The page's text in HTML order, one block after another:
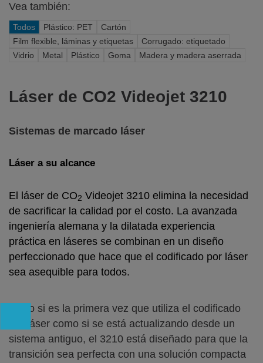
Vea también:
Todos Plástico: PET
Cartón
Film flexible, láminas y etiquetas
Corrugado: etiquetado
Vidrio
Metal Plástico Goma Madera y madera aserrada
Láser de CO2 Videojet 3210
Sistemas de marcado láser
Láser a su alcance
El láser de CO2 Videojet 3210 elimina la necesidad
de sacrificar la calidad por el costo. La avanzada
ingeniería alemana y la dilatada experiencia
práctica en láseres se combinan en un diseño
perfeccionado que hace que el codificado por láser
sea asequible para todos.
Tanto si es la primera vez que utiliza el codificado
por láser como si se está actualizando desde un
sistema antiguo, el 3210 está diseñado para que la
transición sea perfecta con una solución compacta